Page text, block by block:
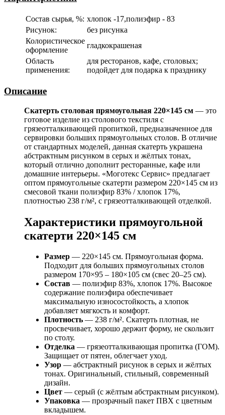
Состав сырья, %: хлопок -17,полиэфир - 83
Рисунок:
без рисунка
Колористическое
оформление
гладкокрашеная
Область
применения:
для ресторанов, кафе, столовых;
подойдет для подарка к празднику
Описание
Скатерть столовая прямоугольная 220×145 см — это
готовое изделие из столового текстиля с
грязеотталкивающей пропиткой, предназначенное для
сервировки больших прямоугольных столов. В отличие
от стандартных моделей, данная скатерть украшена
абстрактным рисунком в серых и жёлтых тонах,
который отлично дополнит ресторанные, кафе или
домашние интерьеры. «Моготекс Сервис» предлагает
оптом прямоугольные скатерти размером 220×145 см из
смесовой ткани полиэфир 83% / хлопок 17%,
плотностью 238 г/м², с грязеотталкивающей отделкой.
Характеристики прямоугольной
скатерти 220×145 см
Размер — 220×145 см. Прямоугольная форма.
Подходит для больших прямоугольных столов
размером 170×95 – 180×105 см (свес 20–25 см).
Состав — полиэфир 83%, хлопок 17%. Высокое
содержание полиэфира обеспечивает
максимальную износостойкость, а хлопок
добавляет мягкость и комфорт.
Плотность — 238 г/м². Скатерть плотная, не
просвечивает, хорошо держит форму, не скользит
по столу.
Отделка — грязеотталкивающая пропитка (ГОМ).
Защищает от пятен, облегчает уход.
Узор — абстрактный рисунок в серых и жёлтых
тонах. Оригинальный, стильный, современный
дизайн.
Цвет — серый (с жёлтым абстрактным рисунком).
Упаковка — прозрачный пакет ПВХ с цветным
вкладышем.